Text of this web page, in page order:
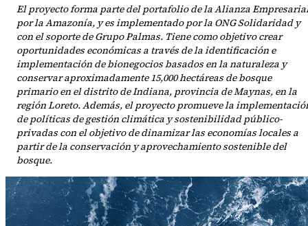
El proyecto forma parte del portafolio de la Alianza
por la Amazonía, y es implementado por la ONG Solidaridad y
con el soporte de Grupo Palmas. Tiene como objetivo crear
oportunidades económicas a través de la identificación e
implementación de bionegocios basados en la naturaleza y
conservar aproximadamente 15,000 hectáreas de bosque
primario en el distrito de Indiana, provincia de Maynas, en la
región Loreto. Además, el proyecto promueve la
de políticas de gestión climática y sostenibilidad público-
privadas con el objetivo de dinamizar las economías locales a
partir de la conservación y aprovechamiento sostenible del
bosque.